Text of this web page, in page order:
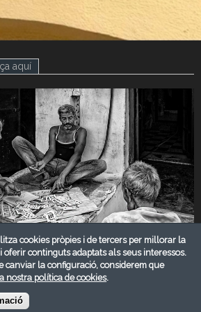
aquí
cookies pròpies i de tercers per millorar la
oferir continguts adaptats als seus interessos.
canviar la configuració, considerem que
nostra política de cookies.